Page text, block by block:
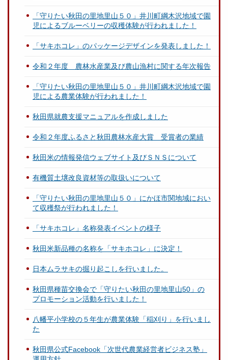
「守りたい秋田の里地里山５０」井川町綱木沢地域で園
児によるブルーベリーの収穫体験が行われました！
「サキホコレ」のパッケージデザインを発表しました！
令和２年度 農林水産業及び農山漁村に関する年次報告
「守りたい秋田の里地里山５０」井川町綱木沢地域で園
児による農業体験が行われました！
秋田県就農支援マニュアルを作成しました
令和２年度ふるさと秋田農林水産大賞 受賞者の業績
秋田米の情報発信ウェブサイト及びＳＮＳについて
有機質土壌改良資材等の取扱いについて
「守りたい秋田の里地里山５０」にかほ市関地域におい
て収穫祭が行われました！
「サキホコレ」名称発表イベントの様子
秋田米新品種の名称を「サキホコレ」に決定！
日本ムラサキの掘り起こしを行いました。
秋田県種苗交換会で「守りたい秋田の里地里山50」の
プロモーション活動を行いました！
八幡平小学校の５年生が農業体験「稲刈り」を行いまし
た
秋田県公式Facebook「次世代農業経営者ビジネス塾」